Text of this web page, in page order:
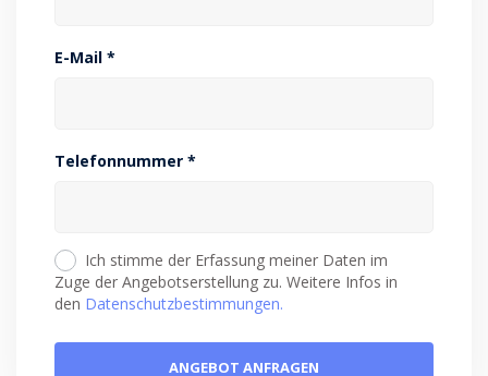
E-Mail *
Telefonnummer *
Ich stimme der Erfassung meiner Daten im
Zuge der Angebotserstellung zu. Weitere Infos in
den Datenschutzbestimmungen.